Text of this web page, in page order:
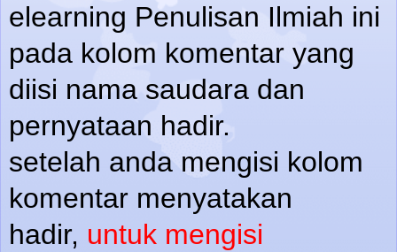
elearning Penulisan Ilmiah ini
pada kolom komentar yang
diisi nama saudara dan
pernyataan hadir.
setelah anda mengisi kolom
komentar menyatakan
hadir, untuk mengisi